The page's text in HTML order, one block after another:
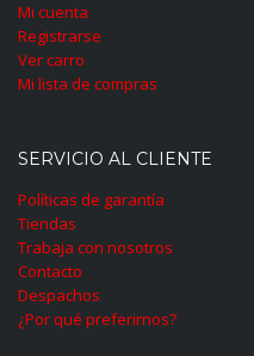
Mi cuenta
Registrarse
Ver carro
Mi lista de compras
SERVICIO AL CLIENTE
Políticas de garantía
Tiendas
Trabaja con nosotros
Contacto
Despachos
¿Por qué preferirnos?